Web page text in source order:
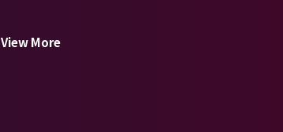
View More